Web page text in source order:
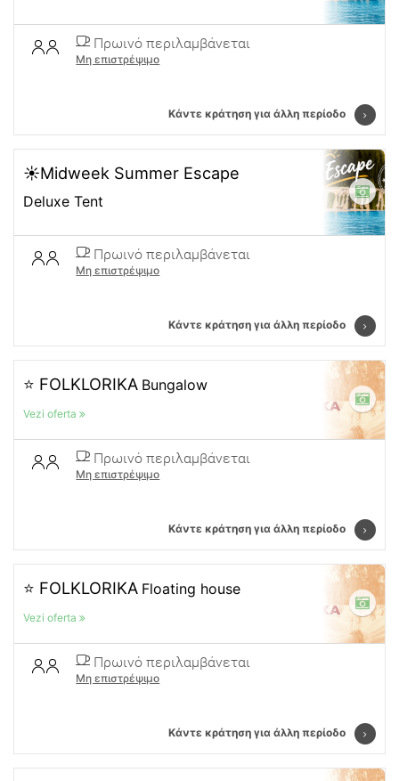
Πρωινό περιλαμβάνεται
Μη επιστρέψιμο
Κάντε κράτηση για άλλη περίοδο
☀️Midweek Summer Escape
Deluxe Tent
Πρωινό περιλαμβάνεται
Μη επιστρέψιμο
Κάντε κράτηση για άλλη περίοδο
⭐ FOLKLORIKA Bungalow
Vezi oferta
Πρωινό περιλαμβάνεται
Μη επιστρέψιμο
Κάντε κράτηση για άλλη περίοδο
⭐ FOLKLORIKA Floating house
Vezi oferta
Πρωινό περιλαμβάνεται
Μη επιστρέψιμο
Κάντε κράτηση για άλλη περίοδο